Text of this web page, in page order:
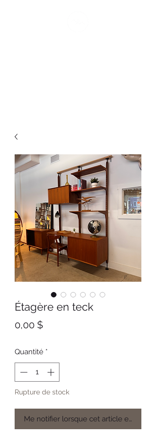
Étagère en teck
0,00 $Prix
Quantité *
Rupture de stock
Me notifier lorsque cet article est